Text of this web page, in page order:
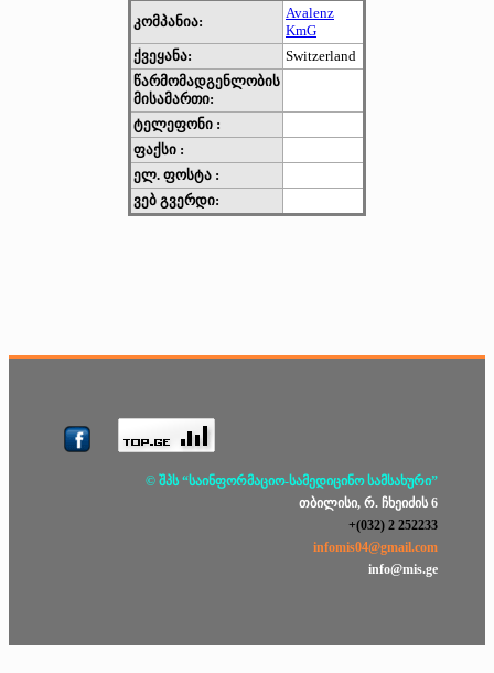
კომპანია:
Avalenz
KmG
ქვეყანა:
Switzerland
წარმომადგენლობის
მისამართი:
ტელეფონი :
ფაქსი :
ელ. ფოსტა :
ვებ გვერდი:
© შპს “საინფორმაციო-სამედიცინო სამსახური”
თბილისი, რ. ჩხეიძის 6
+(032) 2 252233
infomis04@gmail.com
info@mis.ge